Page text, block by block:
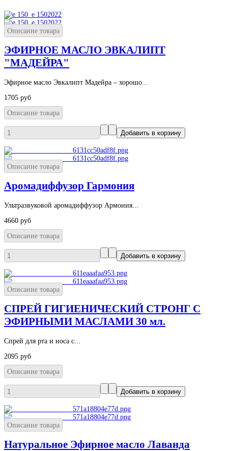
Описание товара
ЭФИРНОЕ МАСЛО ЭВКАЛИПТ
"МАДЕЙРА"
Эфирное масло Эвкалипт Мадейра – хорошо...
1705 руб
Описание товара
Описание товара
Аромадиффузор Гармония
Ультразвуковой аромадиффузор Армония...
4660 руб
Описание товара
Описание товара
СПРЕЙ ГИГИЕНИЧЕСКИЙ СТРОНГ С
ЭФИРНЫМИ МАСЛАМИ 30 мл.
Спрей для рта и носа с...
2095 руб
Описание товара
Описание товара
Натуральное Эфирное масло Лаванда